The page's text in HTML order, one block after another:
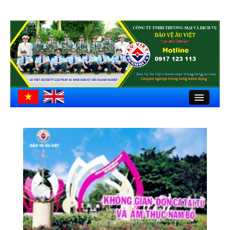
Trang chủ
Giới thiệu
Hồ sơ công ty